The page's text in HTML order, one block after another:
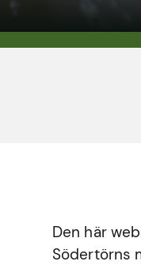
Den här
Södertörns